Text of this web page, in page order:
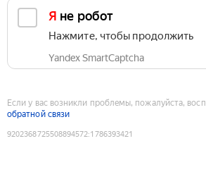
Я не робот
Нажмите, чтобы продолжить
Yandex SmartCaptcha
Если у вас возникли проблемы, пожалуйста,
обратной связи
9202368725508894572:1786393421